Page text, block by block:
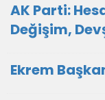
AK Parti:
Değişim,
Ekrem